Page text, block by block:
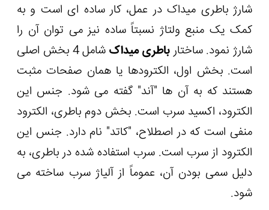
شارژ باطری میداک در عمل، کار ساده ای است و به
کمک یک منبع ولتاژ نسبتاً ساده نیز می توان آن را
شارژ نمود. ساختارباطری میداک
شامل 4 بخش اصلی
است. بخش اول، الکترودها یا همان صفحات مثبت
هستند که به آن ها "آند" گفته می شود. جنس این
الکترود، اکسید سرب است. بخش دوم باطری، الکترود
منفی است که در اصطلاح، "کاتد" نام دارد. جنس این
الکترود از سرب است. سرب استفاده شده در باطری، به
دلیل سمی بودن آن، عموماً از آلیاژ سرب ساخته می
شود.